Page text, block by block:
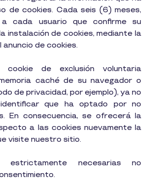
de cookies. Cada seis (6) meses,
a cada usuario que confirme su
instalación de cookies, mediante la
de cookies.
cookie de exclusión voluntaria
caché de su navegador o
de privacidad, por ejemplo), ya no
que ha optado por no
En consecuencia, se ofrecerá la
a las cookies nuevamente la
visite nuestro sitio.
estrictamente necesarias no